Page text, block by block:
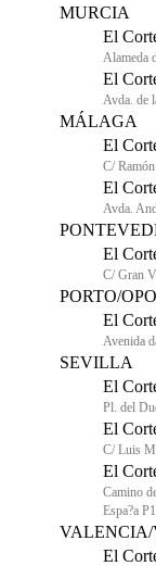
MURCIA
El
Alameda
El
Avda. de
MÁLAGA
El
C/
El
Avda.
El
C/ Gran
PORTO/
El
Avenida
SEVILLA
El
Pl. del
El
C/ Luis
El
Camino
Espa?a P1
El